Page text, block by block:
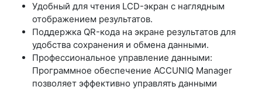
Удобный для чтения LCD-экран с наглядным
отображением результатов.
Поддержка QR-кода на экране результатов для
удобства сохранения и обмена данными.
Профессиональное управление данными:
Программное обеспечение ACCUNIQ Manager
позволяет эффективно управлять данными